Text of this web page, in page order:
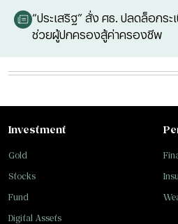
“ประเสริฐ” สั่ง ศธ. ปลดล็อกระ
ช่วยผู้ปกครองสู้ค่าครองชีพ
Investment
Gold
Stocks
Fund
Digital Assets